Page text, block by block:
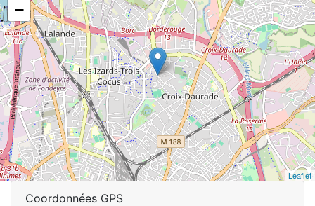
−
Leaflet
Coordonnées GPS